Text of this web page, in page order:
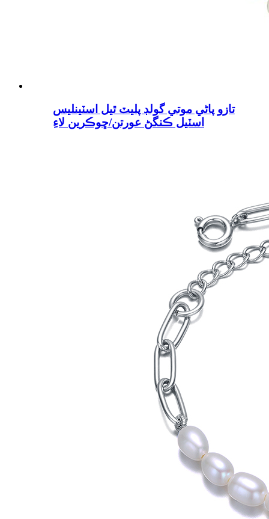
تازو پاڻي موتي گولڊ پليٽ ٿيل اسٽينلیس
اسٽيل ڪنگڻ عورتن/ڇوڪرين لاءِ